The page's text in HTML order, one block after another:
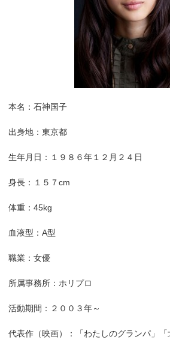
本名：石神国子
出身地：東京都
生年月日：１９８６年１２月２４日
身長：１５７cm
体重：45kg
血液型：A型
職業：女優
所属事務所：ホリプロ
活動期間：２００３年～
代表作（映画）：「わたしのグランパ」「